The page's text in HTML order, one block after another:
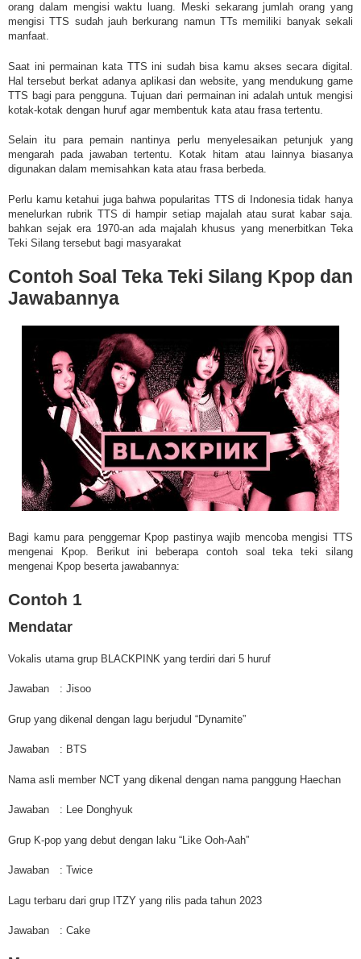
orang dalam mengisi waktu luang. Meski sekarang jumlah orang yang
mengisi TTS sudah jauh berkurang namun TTs memiliki banyak sekali
manfaat.
Saat ini permainan kata TTS ini sudah bisa kamu akses secara digital.
Hal tersebut berkat adanya aplikasi dan website, yang mendukung game
TTS bagi para pengguna. Tujuan dari permainan ini adalah untuk mengisi
kotak-kotak dengan huruf agar membentuk kata atau frasa tertentu.
Selain itu para pemain nantinya perlu menyelesaikan petunjuk yang
mengarah pada jawaban tertentu. Kotak hitam atau lainnya biasanya
digunakan dalam memisahkan kata atau frasa berbeda.
Perlu kamu ketahui juga bahwa popularitas TTS di Indonesia tidak hanya
menelurkan rubrik TTS di hampir setiap majalah atau surat kabar saja.
bahkan sejak era 1970-an ada majalah khusus yang menerbitkan Teka
Teki Silang tersebut bagi masyarakat
Contoh Soal Teka Teki Silang Kpop dan
Jawabannya
Bagi kamu para penggemar Kpop pastinya wajib mencoba mengisi TTS
mengenai Kpop. Berikut ini beberapa contoh soal teka teki silang
mengenai Kpop beserta jawabannya:
Contoh 1
Mendatar
Vokalis utama grup BLACKPINK yang terdiri dari 5 huruf
Jawaban : Jisoo
Grup yang dikenal dengan lagu berjudul “Dynamite”
Jawaban : BTS
Nama asli member NCT yang dikenal dengan nama panggung Haechan
Jawaban : Lee Donghyuk
Grup K-pop yang debut dengan laku “Like Ooh-Aah”
Jawaban : Twice
Lagu terbaru dari grup ITZY yang rilis pada tahun 2023
Jawaban : Cake